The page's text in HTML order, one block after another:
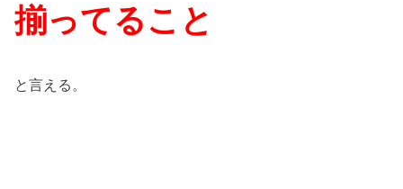
揃ってること
と言える。